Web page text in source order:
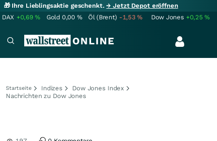
🎁 Ihre Lieblingsaktie geschenkt.→ Jetzt Depot eröffnen
DAX +0,69% Gold 0,00 % Öl (Brent) -1,53% Dow Jones +0,25%
Startseite Indizes
Dow Jones Index
Nachrichten zu Dow Jones